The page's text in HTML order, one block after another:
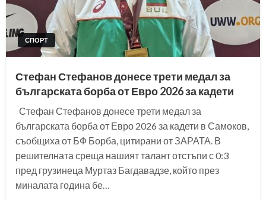
СПОРТ
Стефан Стефанов донесе трети медал за
българската борба от Евро 2026 за кадети
Стефан Стефанов донесе трети медал за
българската борба от Евро 2026 за кадети в Самоков,
съобщиха от БФ Борба, цитирани от ЗАРАТА. В
решителната среща нашият талант отстъпи с 0:3
пред грузинеца Муртаз Багдавадзе, който през
миналата година бе…